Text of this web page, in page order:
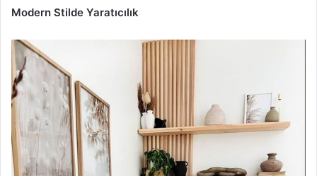
Modern Stilde Yaratıcılık